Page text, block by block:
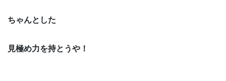
ちゃんとした
見極め力を持とうや！